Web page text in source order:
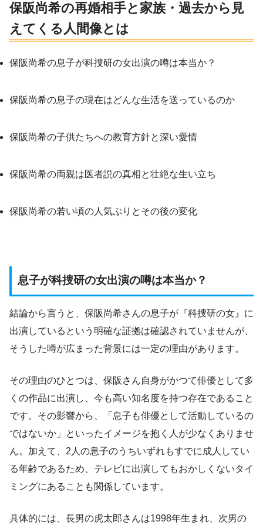
保阪尚希の再婚相手と家族・過去から見
えてくる人間像とは
保阪尚希の息子が科捜研の女出演の噂は本当か？
保阪尚希の息子の現在はどんな生活を送っているのか
保阪尚希の子供たちへの教育方針と深い愛情
保阪尚希の両親は医者説の真相と壮絶な生い立ち
保阪尚希の若い頃の人気ぶりとその後の変化
息子が科捜研の女出演の噂は本当か？
結論から言うと、保阪尚希さんの息子が『科捜研の女』に
出演しているという明確な証拠は確認されていませんが、
そうした噂が広まった背景には一定の理由があります。
その理由のひとつは、保阪さん自身がかつて俳優として多
くの作品に出演し、今も高い知名度を持つ存在であること
です。その影響から、「息子も俳優として活動しているの
ではないか」といったイメージを抱く人が少なくありませ
ん。加えて、2人の息子のうちいずれもすでに成人してい
る年齢であるため、テレビに出演してもおかしくないタイ
ミングにあることも関係しています。
具体的には、長男の虎太郎さんは1998年生まれ、次男の